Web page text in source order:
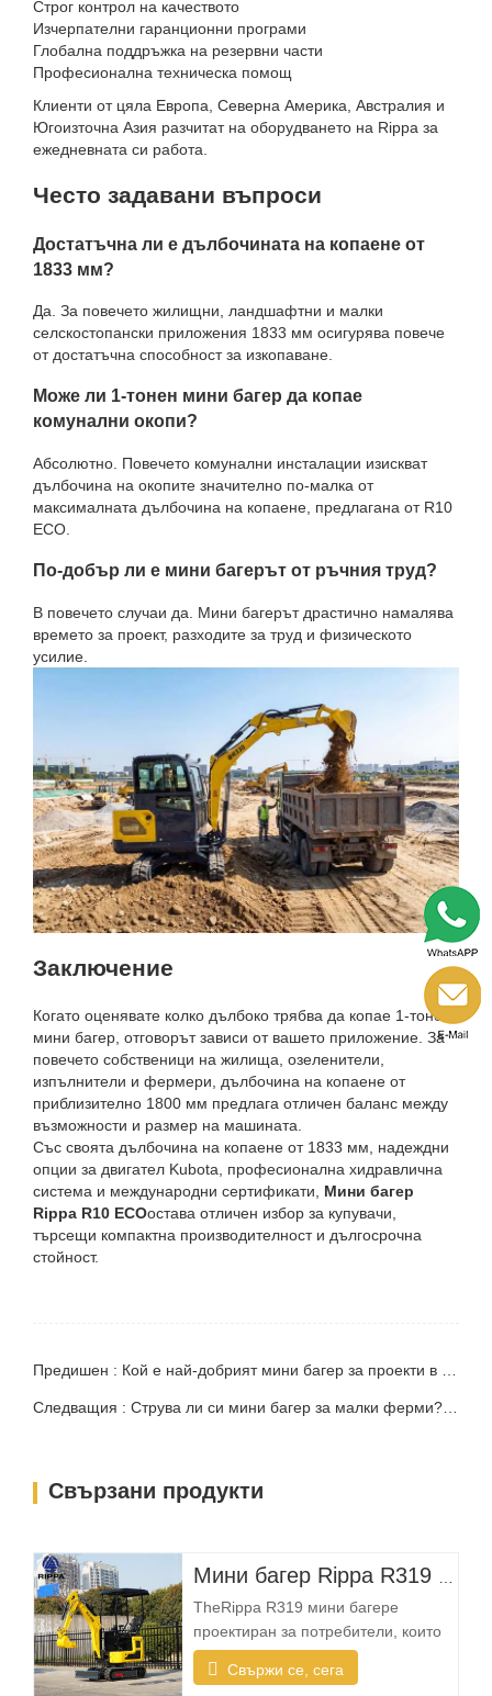
Строг контрол на качеството
Изчерпателни гаранционни програми
Глобална поддръжка на резервни части
Професионална техническа помощ
Клиенти от цяла Европа, Северна Америка, Австралия и
Югоизточна Азия разчитат на оборудването на Rippa за
ежедневната си работа.
Често задавани въпроси
Достатъчна ли е дълбочината на копаене от
1833 мм?
Да. За повечето жилищни, ландшафтни и малки
селскостопански приложения 1833 мм осигурява повече
от достатъчна способност за изкопаване.
Може ли 1-тонен мини багер да копае
комунални окопи?
Абсолютно. Повечето комунални инсталации изискват
дълбочина на окопите значително по-малка от
максималната дълбочина на копаене, предлагана от R10
ECO.
По-добър ли е мини багерът от ръчния труд?
В повечето случаи да. Мини багерът драстично намалява
времето за проект, разходите за труд и физическото
усилие.
Заключение
Когато оценявате колко дълбоко трябва да копае 1-тонен
мини багер, отговорът зависи от вашето приложение. За
повечето собственици на жилища, озеленители,
изпълнители и фермери, дълбочина на копаене от
приблизително 1800 мм предлага отличен баланс между
възможности и размер на машината.
Със своята дълбочина на копаене от 1833 мм, надеждни
опции за двигател Kubota, професионална хидравлична
система и международни сертификати, Мини багер
Rippa R10 ECOостава отличен избор за купувачи,
търсещи компактна производителност и дългосрочна
стойност.
Свързани продукти
TheRippa R319 мини багере
проектиран за потребители, които
се нуждаят от надеждна, компактна
и лесна за работа машина за
Свържи се, сега